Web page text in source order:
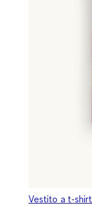
Vestito a t-shirt